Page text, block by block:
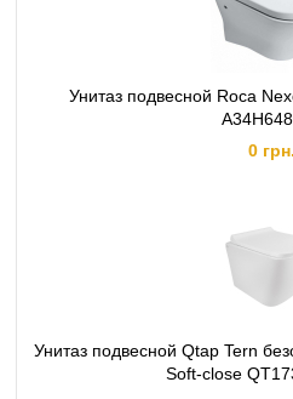
Унитаз подвесной Roca
0 грн.
Унитаз подвесной Qtap Tern
Soft-close